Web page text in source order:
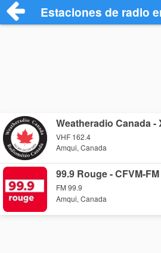
Estaciones de radio
Weatheradio Canada -
VHF 162.4
Amqui, Canada
99.9 Rouge - CFVM-FM
FM 99.9
Amqui, Canada